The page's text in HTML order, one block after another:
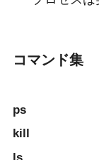
コマンド集
ps
kill